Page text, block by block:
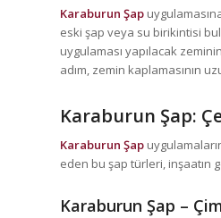
Karaburun Şap
eski şap veya su birikintisi
uygulaması yapılacak
adım, zemin kaplamasının
Karaburun Şap:
Karaburun Şap
eden bu şap türleri, inşaatın
Karaburun Şap –